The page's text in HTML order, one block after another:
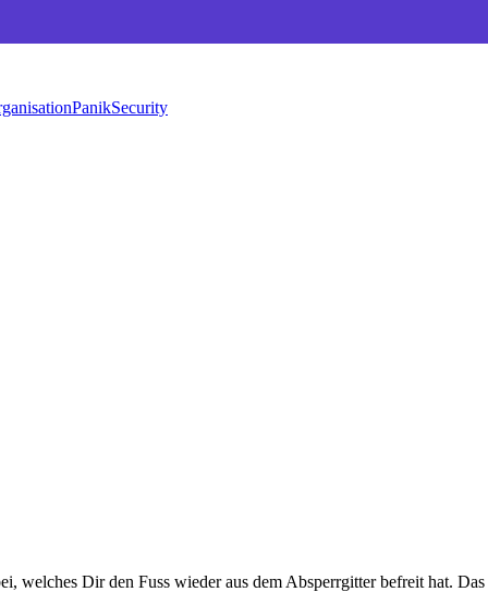
PanikSecurity
Dir den Fuss wieder aus dem Absperrgitter befreit hat.